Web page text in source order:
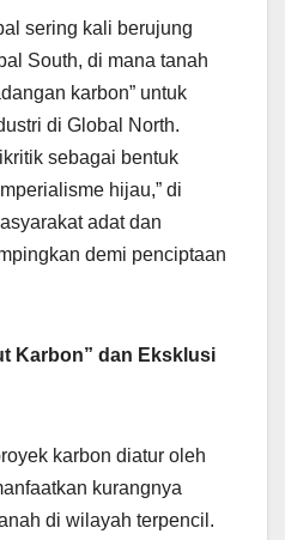
sering kali berujung
South, di mana tanah
karbon” untuk
di Global North.
sebagai bentuk
hijau,” di
adat dan
demi penciptaan
Karbon” dan Eksklusi
karbon diatur oleh
kurangnya
di wilayah terpencil.